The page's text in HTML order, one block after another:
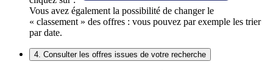
Vous avez également la possibilité de changer le
« classement » des offres : vous pouvez par exemple les trier
par date.
4. Consulter les offres issues de votre recherche